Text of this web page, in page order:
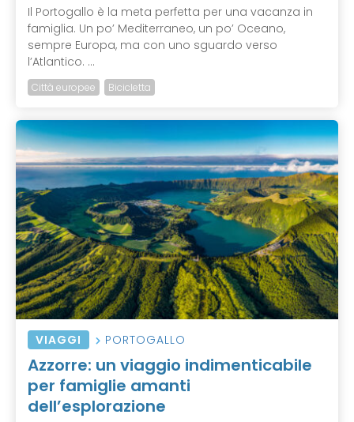
Il Portogallo è la meta perfetta per una vacanza in
famiglia. Un po’ Mediterraneo, un po’ Oceano,
sempre Europa, ma con uno sguardo verso
l’Atlantico. ...
Città europee Bicicletta
VIAGGI PORTOGALLO
Azzorre: un viaggio indimenticabile
per famiglie amanti
dell’esplorazione